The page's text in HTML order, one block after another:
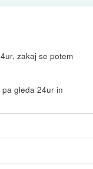
zakaj se potem
pa gleda 24ur in